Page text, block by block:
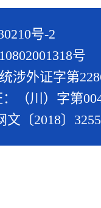
号-2
号
涉外证字第
（川）字第
〔2018〕